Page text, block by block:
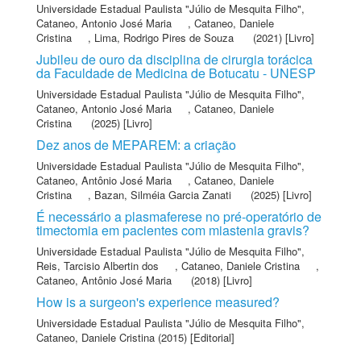
Universidade Estadual Paulista "Júlio de Mesquita Filho",
Cataneo, Antonio José Maria
, Cataneo, Daniele
Cristina
, Lima, Rodrigo Pires de Souza (2021) [Livro]
Jubileu de ouro da disciplina de cirurgia torácica
da Faculdade de Medicina de Botucatu - UNESP
Universidade Estadual Paulista "Júlio de Mesquita Filho",
Cataneo, Antonio José Maria
, Cataneo, Daniele
Cristina
(2025) [Livro]
Dez anos de MEPAREM: a criação
Universidade Estadual Paulista "Júlio de Mesquita Filho",
Cataneo, Antônio José Maria
, Cataneo, Daniele
Cristina
, Bazan, Silméia Garcia Zanati (2025) [Livro]
É necessário a plasmaferese no pré-operatório de
timectomia em pacientes com miastenia gravis?
Universidade Estadual Paulista "Júlio de Mesquita Filho",
Reis, Tarcisio Albertin dos
, Cataneo, Daniele Cristina
,
Cataneo, Antônio José Maria
(2018) [Livro]
How is a surgeon's experience measured?
Universidade Estadual Paulista "Júlio de Mesquita Filho",
Cataneo, Daniele Cristina (2015) [Editorial]